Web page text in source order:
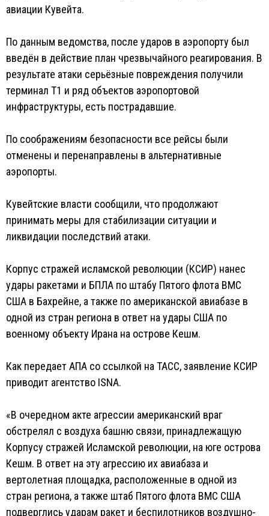
авиации Кувейта.
По данным ведомства, после ударов в аэропорту был
введён в действие план чрезвычайного реагирования. В
результате атаки серьёзные повреждения получили
терминал T1 и ряд объектов аэропортовой
инфраструктуры, есть пострадавшие.
По соображениям безопасности все рейсы были
отменены и перенаправлены в альтернативные
аэропорты.
Кувейтские власти сообщили, что продолжают
принимать меры для стабилизации ситуации и
ликвидации последствий атаки.
Корпус стражей исламской революции (КСИР) нанес
удары ракетами и БПЛА по штабу Пятого флота ВМС
США в Бахрейне, а также по американской авиабазе в
одной из стран региона в ответ на удары США по
военному объекту Ирана на острове Кешм.
Как передает АПА со ссылкой на ТАСС, заявление КСИР
приводит агентство ISNA.
«В очередном акте агрессии американский враг
обстрелял с воздуха башню связи, принадлежащую
Корпусу стражей Исламской революции, на юге острова
Кешм. В ответ на эту агрессию их авиабаза и
вертолетная площадка, расположенные в одной из
стран региона, а также штаб Пятого флота ВМС США
подверглись ударам ракет и беспилотников воздушно-